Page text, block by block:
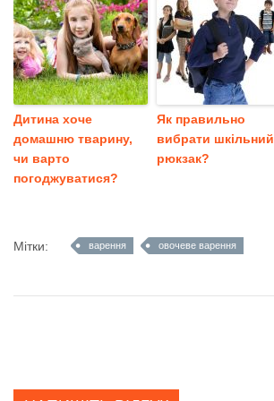
Дитина хоче
домашню тварину,
чи варто
погоджуватися?
Як правильно
вибрати шкільний
рюкзак?
Мітки: варення овочеве варення